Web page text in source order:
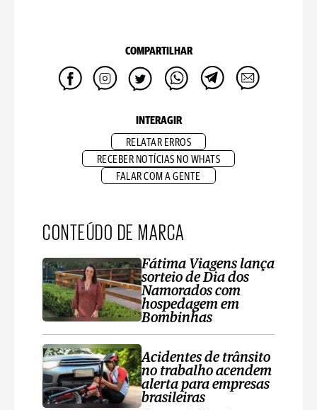
COMPARTILHAR
INTERAGIR
RELATAR ERROS
RECEBER NOTÍCIAS NO WHATS
FALAR COM A GENTE
CONTEÚDO DE MARCA
Fátima Viagens lança
sorteio de Dia dos
Namorados com
hospedagem em
Bombinhas
Acidentes de trânsito
no trabalho acendem
alerta para empresas
brasileiras